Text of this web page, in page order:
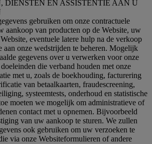
DIENSTEN EN ASSISTENTIE AAN U
gebruiken om onze contractuele
aankoop van producten op de Website, uw
eventuele latere hulp na de verkoop
aan onze wedstrijden te beheren. Mogelijk
gegevens over u verwerken voor onze
die verband houden met onze
met u, zoals de boekhouding, facturering
van betaalkaarten, fraudescreening,
systeemtests, onderhoud en statistische
moeten we mogelijk om administratieve of
contact met u opnemen. Bijvoorbeeld
van uw aankoop te sturen. We zullen
ook gebruiken om uw verzoeken te
via onze Websiteformulieren of andere